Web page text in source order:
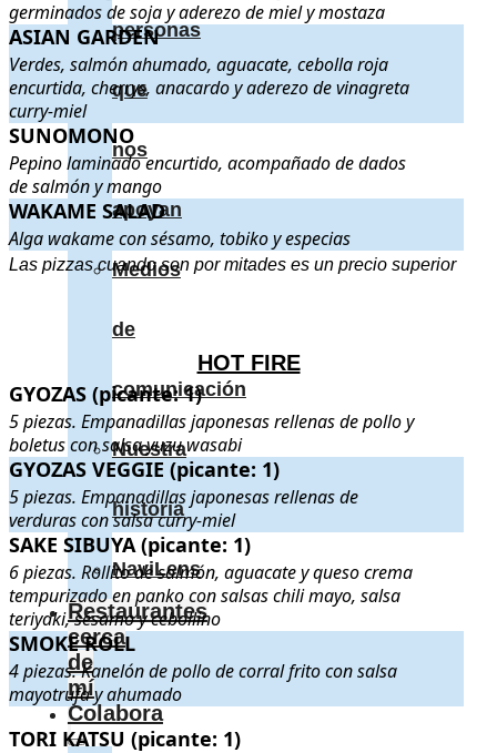
personas
que
nos
apoyan
Medios
de
comunicación
Nuestra
historia
NaviLens
Restaurantes
cerca
de
mí
Colabora
germinados de soja y aderezo de miel y mostaza
ASIAN GARDEN . Verdes, salmón ahumado, aguacate,
ASIAN GARDEN
Verdes, salmón ahumado, aguacate, cebolla roja
encurtida, cherrys, anacardo y aderezo de vinagreta
curry-miel
SUNOMONO . Pepino laminado encurtido, acompañado de
SUNOMONO
Pepino laminado encurtido, acompañado de dados
de salmón y mango
WAKAME SALAD . Alga wakame con sésamo, tobiko y especias
WAKAME SALAD
Alga wakame con sésamo, tobiko y especias
. .
Las pizzas cuando son por mitades es un precio superior
HOT FIRE
GYOZAS (picante: 1) . 5 piezas. Empanadillas japonesas rellenas
GYOZAS (picante: 1)
5 piezas. Empanadillas japonesas rellenas de pollo y
boletus con salsa yuzu wasabi
GYOZAS VEGGIE (picante: 1) . 5 piezas. Empanadillas japonesas
GYOZAS VEGGIE (picante: 1)
5 piezas. Empanadillas japonesas rellenas de
verduras con salsa curry-miel
SAKE SIBUYA (picante: 1) . 6 piezas. Rollito de salmón, aguacate
SAKE SIBUYA (picante: 1)
6 piezas. Rollito de salmón, aguacate y queso crema
tempurizado en panko con salsas chili mayo, salsa
teriyaki, sésamo y cebollino
SMOKE ROLL . 4 piezas. Kanelón de pollo de corral frito con salsa
SMOKE ROLL
4 piezas. Kanelón de pollo de corral frito con salsa
mayotrufa y ahumado
TORI KATSU (picante: 1) . 6 piezas. Tiras de pollo con rebozado
TORI KATSU (picante: 1)